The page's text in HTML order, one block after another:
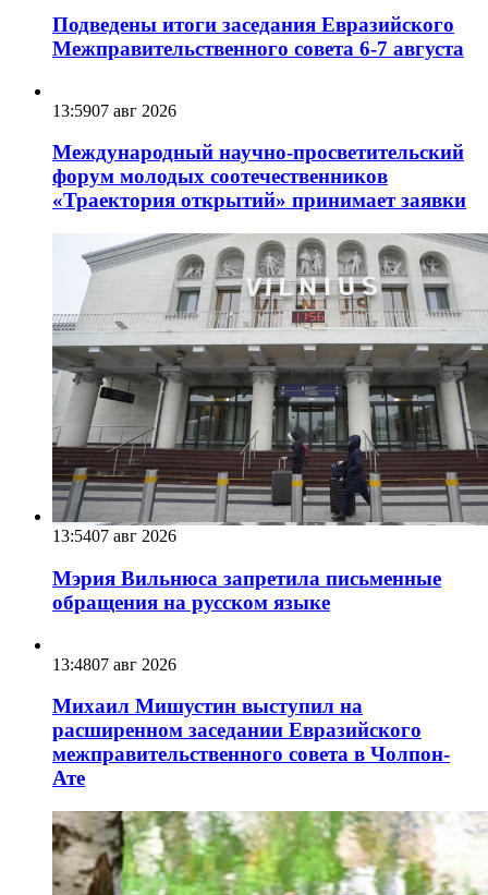
Подведены итоги заседания Евразийского
Межправительственного совета 6-7 августа
13:5907 авг 2026
Международный научно-просветительский
форум молодых соотечественников
«Траектория открытий» принимает заявки
13:5407 авг 2026
Мэрия Вильнюса запретила письменные
обращения на русском языке
13:4807 авг 2026
Михаил Мишустин выступил на
расширенном заседании Евразийского
межправительственного совета в Чолпон-
Ате